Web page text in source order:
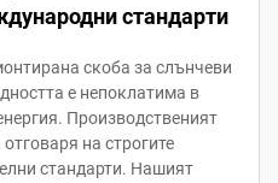
стандарти
скоба за слънчеви
е непоклатима в
Производственият
на строгите
стандарти. Нашият